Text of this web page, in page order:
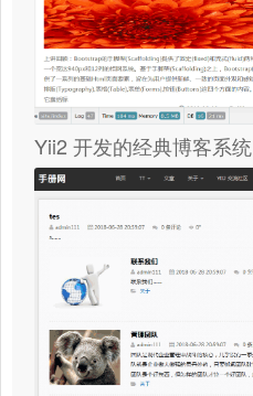
Yii2 开发的经典博客系统